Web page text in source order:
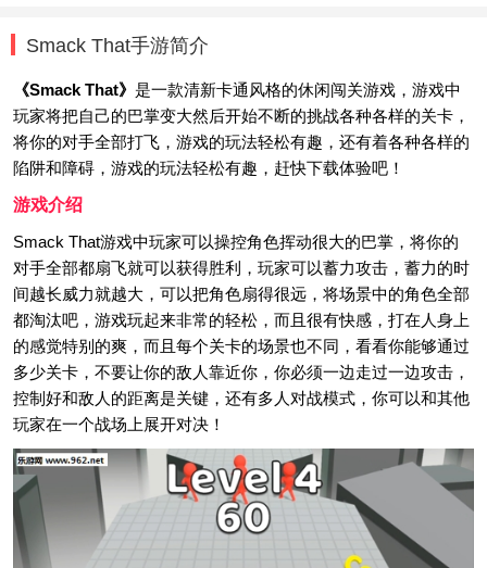
Smack That手游简介
《Smack That》 是一款清新卡通风格的休闲闯关游戏，游戏中
玩家将把自己的巴掌变大然后开始不断的挑战各种各样的关卡，
将你的对手全部打飞，游戏的玩法轻松有趣，还有着各种各样的
陷阱和障碍，游戏的玩法轻松有趣，赶快下载体验吧！
游戏介绍
Smack That游戏中玩家可以操控角色挥动很大的巴掌，将你的
对手全部都扇飞就可以获得胜利，玩家可以蓄力攻击，蓄力的时
间越长威力就越大，可以把角色扇得很远，将场景中的角色全部
都淘汰吧，游戏玩起来非常的轻松，而且很有快感，打在人身上
的感觉特别的爽，而且每个关卡的场景也不同，看看你能够通过
多少关卡，不要让你的敌人靠近你，你必须一边走过一边攻击，
控制好和敌人的距离是关键，还有多人对战模式，你可以和其他
玩家在一个战场上展开对决！